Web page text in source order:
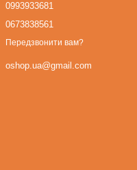
0993933681
0673838561
Передзвонити вам?
oshop.ua@gmail.com